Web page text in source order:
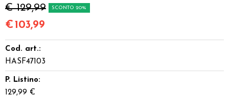
€ 129,99 SCONTO 20%
€ 103,99
Cod. art.:
HASF47103
P. Listino:
129,99 €